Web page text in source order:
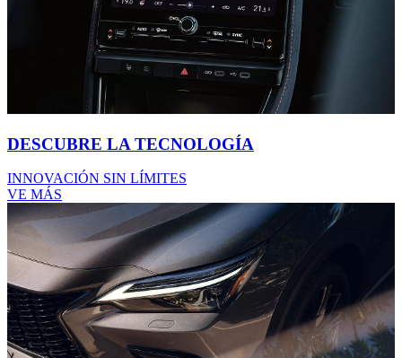
DESCUBRE LA TECNOLOGÍA
INNOVACIÓN SIN LÍMITES
VE MÁS